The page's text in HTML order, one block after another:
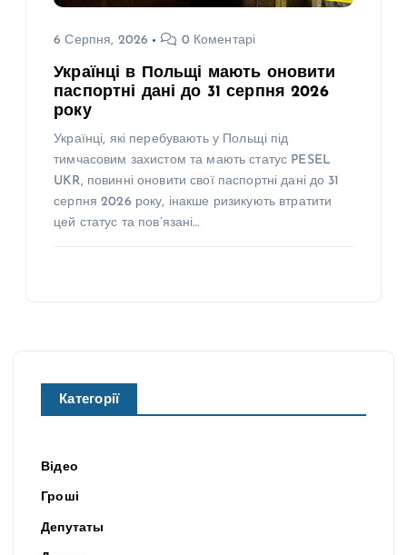
6 Серпня, 2026 0 Коментарі
Українці в Польщі мають оновити
паспортні дані до 31 серпня 2026
року
Українці, які перебувають у Польщі під
тимчасовим захистом та мають статус PESEL
UKR, повинні оновити свої паспортні дані до 31
серпня 2026 року, інакше ризикують втратити
цей статус та пов’язані…
Категорії
Відео
Гроші
Депутаты